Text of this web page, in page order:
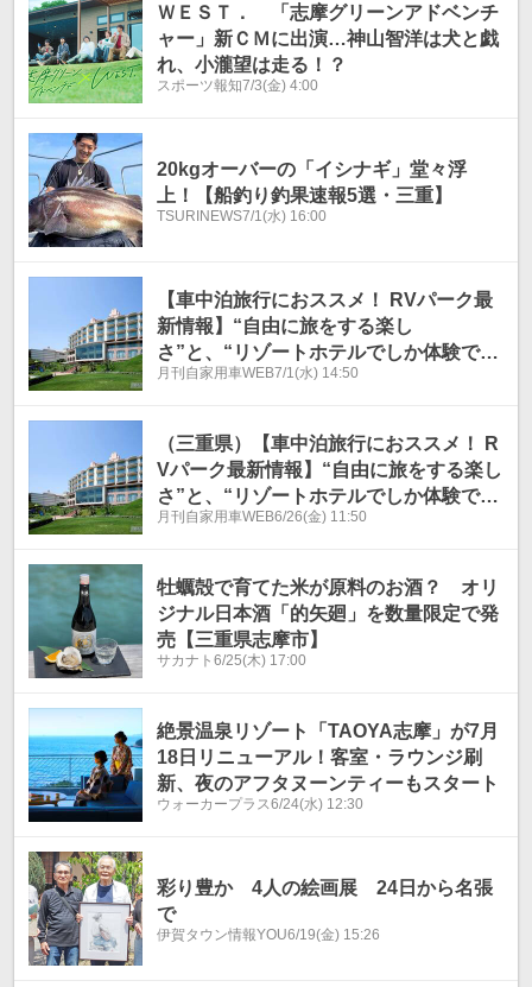
ＷＥＳＴ． 「志摩グリーンアドベンチ
ャー」新ＣＭに出演…神山智洋は犬と戯
れ、小瀧望は走る！？
スポーツ報知7/3(金) 4:00
20kgオーバーの「イシナギ」堂々浮
上！【船釣り釣果速報5選・三重】
TSURINEWS7/1(水) 16:00
【車中泊旅行におススメ！ RVパーク最
新情報】“自由に旅をする楽し
さ”と、“リゾートホテルでしか体験でき
ない癒し”を贅沢に味わえる、新しい車
ーク 里創人倶楽部伊勢志摩』
月刊自家用車WEB7/1(水) 14:50
（三重県）【車中泊旅行におススメ！ R
Vパーク最新情報】“自由に旅をする楽し
さ”と、“リゾートホテルでしか体験でき
ない癒し”を贅沢に味わえる、新しい車
部伊勢志摩』
月刊自家用車WEB6/26(金) 11:50
牡蠣殻で育てた米が原料のお酒？ オリ
ジナル日本酒「的矢廻」を数量限定で発
売【三重県志摩市】
サカナト 6/25(木) 17:00
絶景温泉リゾート「TAOYA志摩」が7月
18日リニューアル！客室・ラウンジ刷
新、夜のアフタヌーンティーもスタート
ウォーカープラス6/24(水) 12:30
彩り豊か 4人の絵画展 24日から名張
で
伊賀タウン情報YOU6/19(金) 15:26